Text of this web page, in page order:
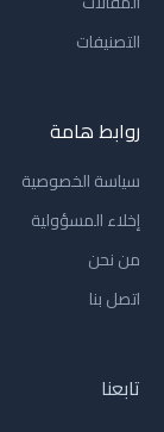
التصنيفات
روابط هامة
سياسة الخصوصية
إخلاء المسؤولية
من نحن
اتصل بنا
تابعنا